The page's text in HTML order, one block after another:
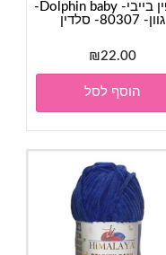
דולפין בייבי- Dolphin baby-
גוון- 80307- סלדין
₪22.00
הוסף לסל